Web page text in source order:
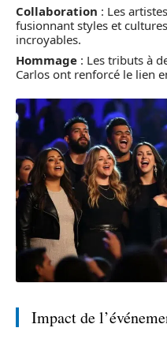
Collaboration : Les
fusionnant styles et
incroyables.
Hommage : Les tributs à
Carlos ont renforcé le lien
Impact de